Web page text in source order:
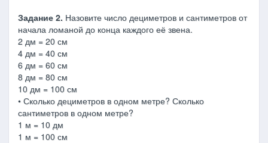
Задание 2. Назовите число дециметров и сантиметров от
начала ломаной до конца каждого её звена.
2 дм = 20 см
4 дм = 40 см
6 дм = 60 см
8 дм = 80 см
10 дм = 100 см
• Сколько дециметров в одном метре? Сколько
сантиметров в одном метре?
1 м = 10 дм
1 м = 100 см